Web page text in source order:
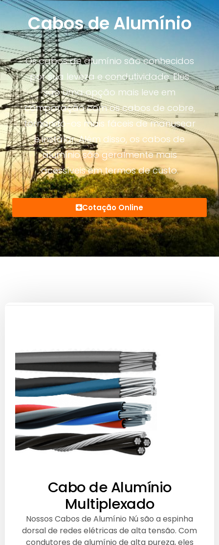
Cabos de Alumínio
Os cabos de alumínio são conhecidos
por sua leveza e condutividade. Eles
são uma opção mais leve em
comparação com os cabos de cobre,
tornando-os mais fáceis de manusear
e instalar. Além disso, os cabos de
alumínio são geralmente mais
acessíveis em termos de custo.
Cotação Online
Cabo de Alumínio
Multiplexado
Nossos Cabos de Alumínio Nú são a espinha
dorsal de redes elétricas de alta tensão. Com
condutores de alumínio de alta pureza, eles